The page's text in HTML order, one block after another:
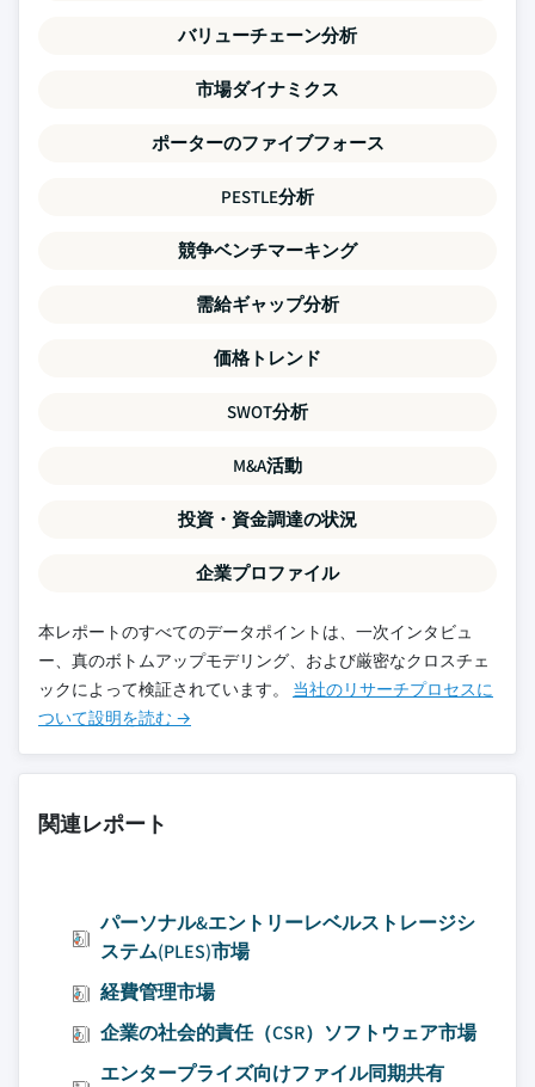
バリューチェーン分析
市場ダイナミクス
ポーターのファイブフォース
PESTLE分析
競争ベンチマーキング
需給ギャップ分析
価格トレンド
SWOT分析
M&A活動
投資・資金調達の状況
企業プロファイル
本レポートのすべてのデータポイントは、一次インタビュ
ー、真のボトムアップモデリング、および厳密なクロスチェ
ックによって検証されています。 当社のリサーチプロセスに
ついて設明を読む →
関連レポート
パーソナル&エントリーレベルストレージシ
ステム(PLES)市場
経費管理市場
企業の社会的責任（CSR）ソフトウェア市場
エンタープライズ向けファイル同期共有